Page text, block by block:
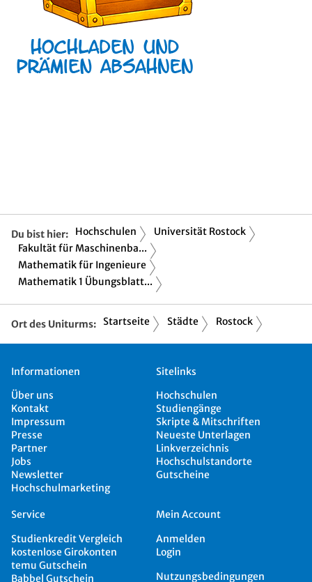
Du bist hier: Hochschulen
Universität Rostock
Fakultät für Maschinenba...
Mathematik für Ingenieure
Mathematik 1 Übungsblatt...
Ort des Uniturms: Startseite Städte Rostock
Informationen
Über uns
Kontakt
Impressum
Presse
Partner
Jobs
Newsletter
Hochschulmarketing
Sitelinks
Hochschulen
Studiengänge
Skripte & Mitschriften
Neueste Unterlagen
Linkverzeichnis
Hochschulstandorte
Gutscheine
Service
Studienkredit Vergleich
kostenlose Girokonten
temu Gutschein
Babbel Gutschein
Mein Account
Anmelden
Login
Nutzungsbedingungen